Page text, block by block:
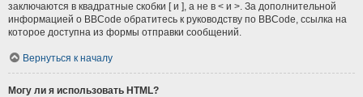
заключаются в квадратные скобки [ и ], а не в < и >. За дополнительной
информацией о BBCode обратитесь к руководству по BBCode, ссылка на
которое доступна из формы отправки сообщений.
Вернуться к началу
Могу ли я использовать HTML?